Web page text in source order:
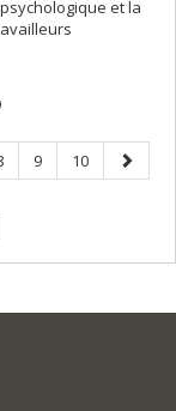
et la
Page
9 Page
10
Page